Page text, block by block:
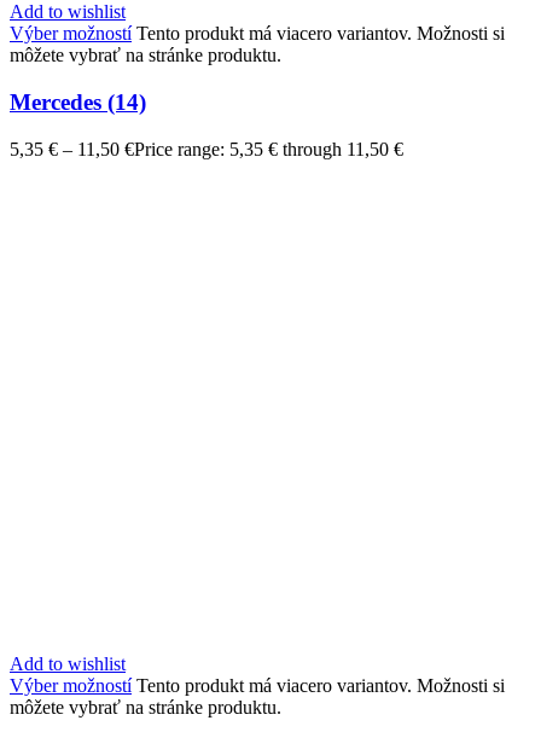
Add to wishlist
Výber možností Tento produkt má viacero variantov. Možnosti si
môžete vybrať na stránke produktu.
Mercedes (14)
5,35 € – 11,50 €Price range: 5,35 € through 11,50 €
Add to wishlist
Výber možností Tento produkt má viacero variantov. Možnosti si
môžete vybrať na stránke produktu.